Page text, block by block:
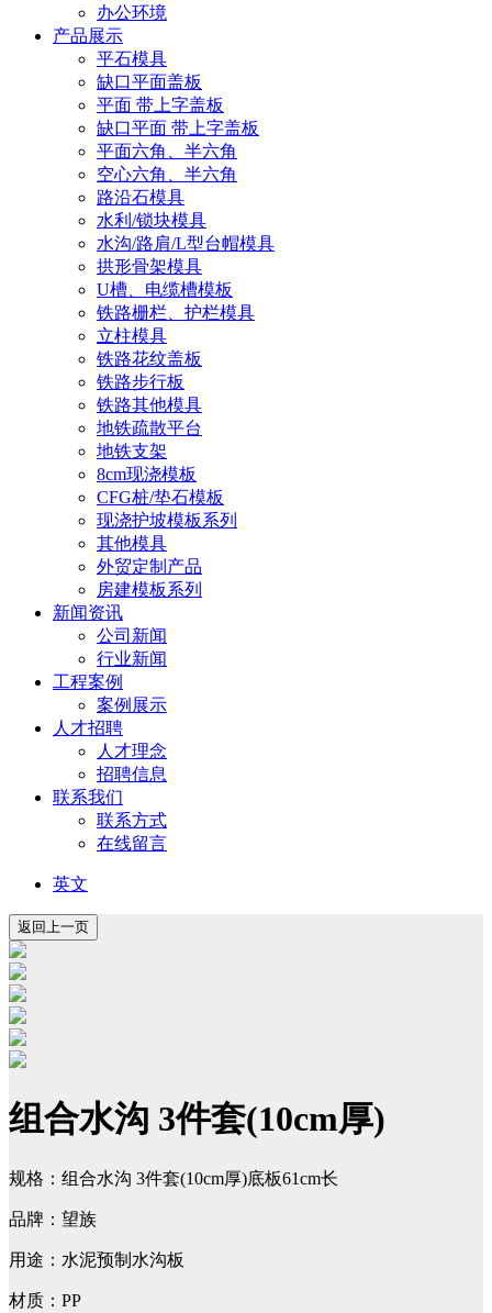
办公环境
产品展示
平石模具
缺口平面盖板
平面 带上字盖板
缺口平面 带上字盖板
平面六角、半六角
空心六角、半六角
路沿石模具
水利/锁块模具
水沟/路肩/L型台帽模具
拱形骨架模具
U槽、电缆槽模板
铁路栅栏、护栏模具
立柱模具
铁路花纹盖板
铁路步行板
铁路其他模具
地铁疏散平台
地铁支架
8cm现浇模板
CFG桩/垫石模板
现浇护坡模板系列
其他模具
外贸定制产品
房建模板系列
新闻资讯
公司新闻
行业新闻
工程案例
案例展示
人才招聘
人才理念
招聘信息
联系我们
联系方式
在线留言
英文
组合水沟 3件套(10cm厚)
规格：组合水沟 3件套(10cm厚)底板61cm长
品牌：望族
用途：水泥预制水沟板
材质：PP